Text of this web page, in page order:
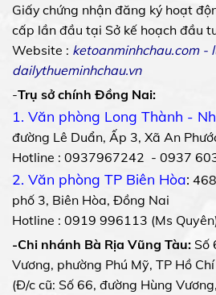
Giấy chứng nhận đăng ký hoạt
cấp lần đầu tại Sở kế hoạch đầu
Website : ketoanminhchau.com-
dailythueminhchau.vn
-Trụ sở chính Đồng Nai:
1. Văn phòng Long Thành -
đường Lê Duẩn, Ấp 3, Xã An
Hotline : 0937967242 - 0937
2. Văn phòng TP Biên Hòa:
phố 3, Biên Hòa, Đồng Nai
Hotline : 0919 996113 (Ms
-Chi nhánh Bà Rịa Vũng Tàu: Số
Vương, phường Phú Mỹ, TP Hồ
(Đ/c cũ: Số 66, đường Hùng